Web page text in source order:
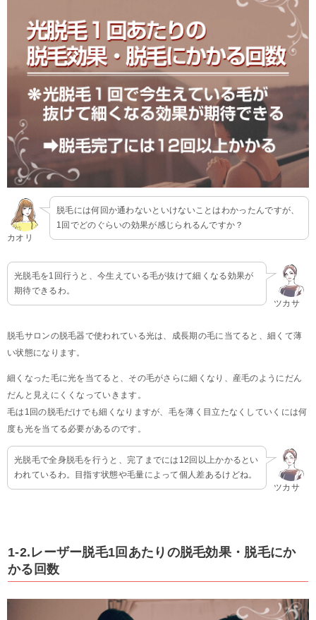
カオリ
脱毛には何回か通わないといけないことはわかったんですが、
1回でどのぐらいの効果が感じられるんですか？
ツカサ
光脱毛を1回行うと、今生えている毛が抜けて細くなる効果が
期待できるわ。
脱毛サロンの脱毛器で使われている光は、成長期の毛に当てると、細くて薄
い状態になります。
細くなった毛に光を当てると、その毛がさらに細くなり、産毛のようにだん
だんと見えにくくなっていきます。
毛は1回の脱毛だけでも細くなりますが、毛を薄く目立たなくしていくには何
度も光を当てる必要があるのです。
ツカサ
光脱毛で全身脱毛を行うと、完了までには12回以上かかるとい
われているわ。目指す状態や毛量によって個人差あるけどね。
1-2.レーザー脱毛1回あたりの脱毛効果・脱毛にか
かる回数